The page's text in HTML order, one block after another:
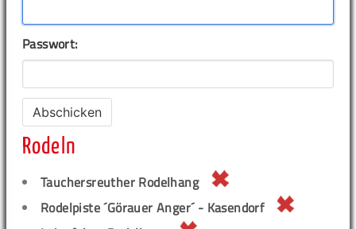
Passwort:
Rodeln
Tauchersreuther Rodelhang
Rodelpiste ´Görauer Anger´ - Kasendorf